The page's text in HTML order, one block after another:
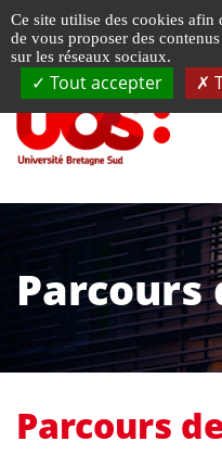
Accéder au site complet
Parcours
Parcours
Ce site utilise des cookies afin
de vous proposer des
sur les réseaux sociaux.
Tout accepter